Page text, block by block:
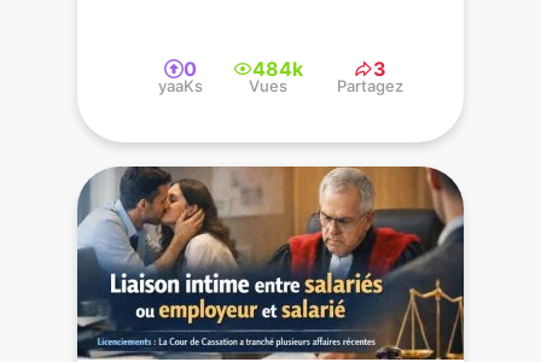
0
yaaKs
484k
Vues
3
Partagez